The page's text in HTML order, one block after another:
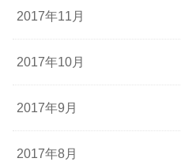
2017年11月
2017年10月
2017年9月
2017年8月